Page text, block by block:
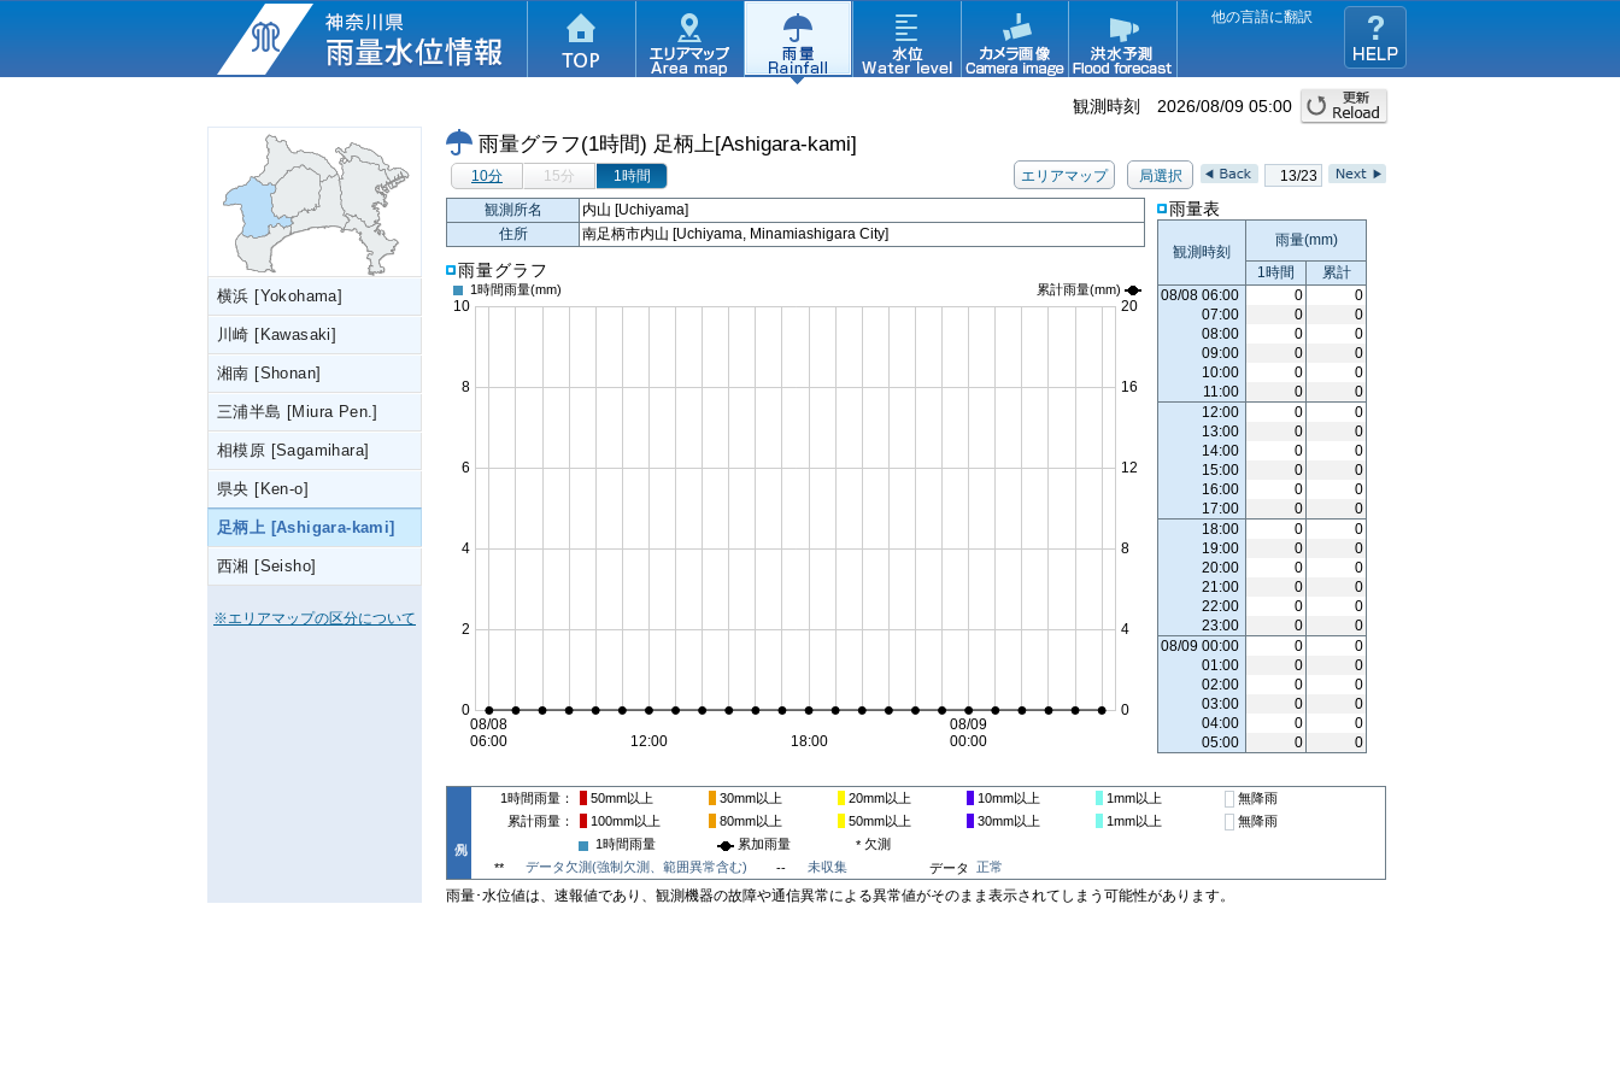
他の言語に翻訳
観測時刻 2026/08/09 05:00
横浜 [Yokohama]
川崎 [Kawasaki]
湘南 [Shonan]
三浦半島 [Miura Pen.]
相模原 [Sagamihara]
県央 [Ken-o]
足柄上 [Ashigara-kami]
西湘 [Seisho]
※エリアマップの区分について
雨量グラフ(1時間) 足柄上[Ashigara-kami]
10分 15分 1時間 エリアマップ 局選択
13/23
観測所名
内山 [Uchiyama]
住所
南足柄市内山 [Uchiyama, Minamiashigara City]
雨量グラフ
1時間雨量(mm) 累計雨量(mm)
1時間雨量 50mm以上 30mm以上 20mm以上 10mm以上 1mm以上
無降雨
累計雨量
100mm以上 80mm以上 50mm以上 30mm以上 1mm以上
無降雨
1時間雨量
累加雨量 * 欠測
**
データ欠測(強制欠測、範囲異常含む) -- 未収集 データ 正常
雨量表
観測時刻
雨量(mm)
1時間
累計
08/08 06:00
0
0
07:00
0
0
08:00
0
0
09:00
0
0
10:00
0
0
11:00
0
0
12:00
0
0
13:00
0
0
14:00
0
0
15:00
0
0
16:00
0
0
17:00
0
0
18:00
0
0
19:00
0
0
20:00
0
0
21:00
0
0
22:00
0
0
23:00
0
0
08/09 00:00
0
0
01:00
0
0
02:00
0
0
03:00
0
0
04:00
0
0
05:00
0 0
雨量･水位値は、速報値であり、観測機器の故障や通信異常による異常値がそのまま表示されてしまう可能性があります。